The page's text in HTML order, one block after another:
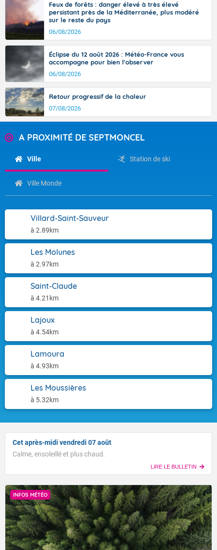
Feux de forêts : danger élevé à très élevé
persistant près de la Méditerranée, plus modéré
sur le reste du pays
06/08/2026
Éclipse du 12 août 2026 : Météo-France vous
accompagne pour bien l'observer
06/08/2026
Retour progressif de la chaleur
07/08/2026
A PROXIMITÉ DE SEPTMONCEL
Ville Station de ski
Ville Monde
Villard-Saint-Sauveur
à 2.89km
Les Molunes
à 2.97km
Saint-Claude
à 4.21km
Lajoux
à 4.54km
Lamoura
à 4.93km
Les Moussières
à 5.32km
Cet après-midi vendredi 07 août
Calme, ensoleillé et plus chaud.
LIRE LE BULLETIN
INFOS MÉTÉO